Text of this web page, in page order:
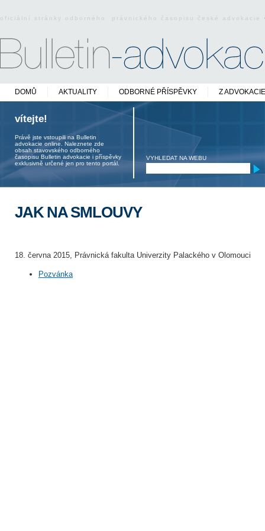
oficiální stránky odborného právnického časopisu české
DOMŮ AKTUALITY ODBORNÉ PŘÍSPĚVKY Z ADVOKACIE
vítejte!
Právě jste vstoupili na Bulletin
advokacie online. Naleznete zde
obsah stavovského odborného
časopisu Bulletin advokacie i příspěvky
exklusivně určené jen pro tento portál.
VYHLEDAT NA WEBU
JAK NA SMLOUVY
18. června 2015, Právnická fakulta Univerzity Palackého v Olomouci
Pozvánka